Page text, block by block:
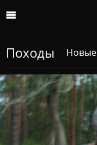
Походы Новые